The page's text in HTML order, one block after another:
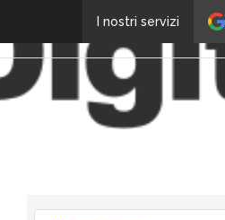
I nostri servizi